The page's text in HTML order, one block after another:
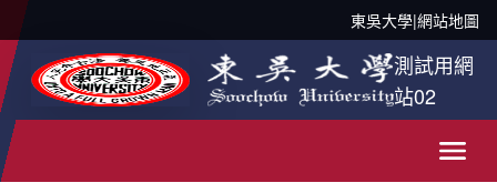
東吳大學|網站地圖
測試用網
站02